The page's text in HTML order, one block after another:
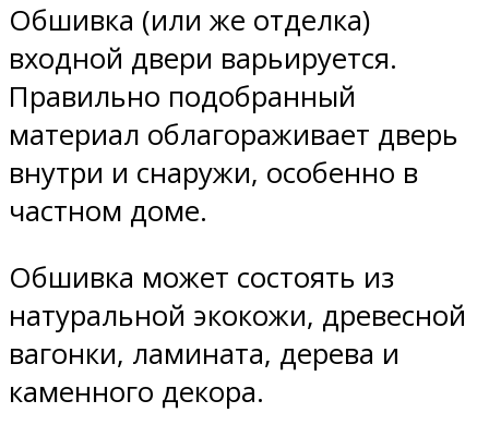
Обшивка (или же отделка)
входной двери варьируется.
Правильно подобранный
материал облагораживает дверь
внутри и снаружи, особенно в
частном доме.
Обшивка может состоять из
натуральной экокожи, древесной
вагонки, ламината, дерева и
каменного декора.